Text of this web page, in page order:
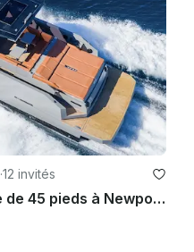
·12 invités
Location de yacht de luxe de 45 pieds à Newport Beach - Port - Coastal - Starlink - TV